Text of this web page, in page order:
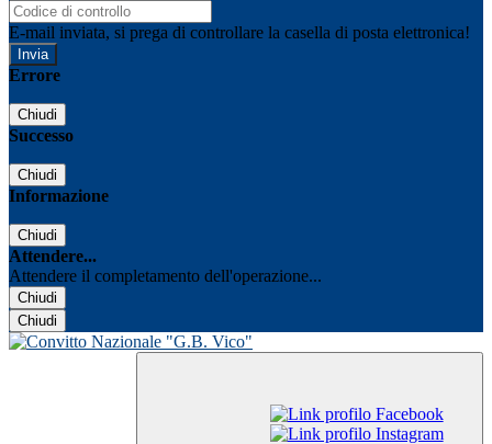
E-mail inviata, si prega di controllare la casella di posta elettronica!
Errore
Chiudi
Successo
Chiudi
Informazione
Chiudi
Attendere...
Attendere il completamento dell'operazione...
Chiudi
Chiudi